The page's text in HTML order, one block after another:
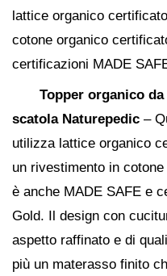
lattice organico
cotone organico
certificazioni MADE
Topper organico
scatola Naturepedic –
utilizza lattice organico
un rivestimento in
è anche MADE SAFE e
Gold. Il design con
aspetto raffinato e di
più un materasso finito